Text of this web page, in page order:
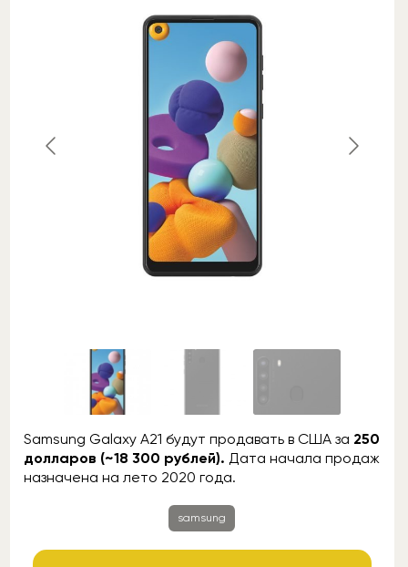
Samsung Galaxy A21 будут продавать в США за 250
долларов (~18 300 рублей). Дата начала продаж
назначена на лето 2020 года.
samsung